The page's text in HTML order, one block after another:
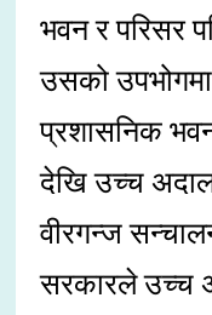
भवन र परिसर
उसको
प्रशासनिक
देखि उच्च
वीरगन्ज
सरकारले उच्च